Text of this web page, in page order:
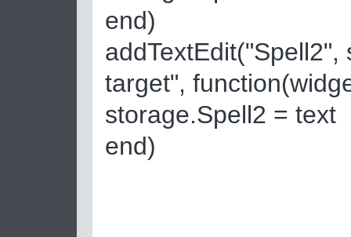
end)
target",
storage.Spell2 = text
end)